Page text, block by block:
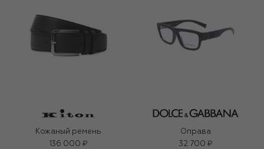
Кожаный ремень
136 000 ₽
Оправа
32 700 ₽